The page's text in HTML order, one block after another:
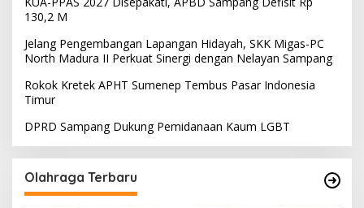
130,2 M
Jelang Pengembangan Lapangan Hidayah, SKK Migas-PC
North Madura II Perkuat Sinergi dengan Nelayan Sampang
Rokok Kretek APHT Sumenep Tembus Pasar Indonesia
Timur
DPRD Sampang Dukung Pemidanaan Kaum LGBT
Olahraga Terbaru